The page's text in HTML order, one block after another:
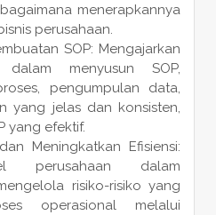
menerapkannya
perusahaan.
SOP: Mengajarkan
dalam menyusun SOP,
pengumpulan data,
yang jelas dan konsisten,
yang efektif.
Meningkatkan Efisiensi:
perusahaan dalam
risiko-risiko yang
operasional melalui